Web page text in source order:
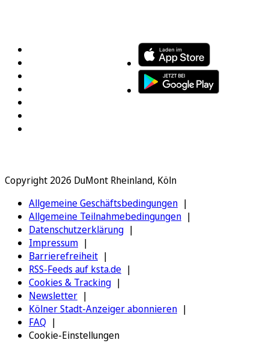
Copyright 2026 DuMont Rheinland, Köln
Allgemeine Geschäftsbedingungen
Allgemeine Teilnahmebedingungen
Datenschutzerklärung
Impressum
Barrierefreiheit
RSS-Feeds auf ksta.de
Cookies & Tracking
Newsletter
Kölner Stadt-Anzeiger abonnieren
FAQ
Cookie-Einstellungen